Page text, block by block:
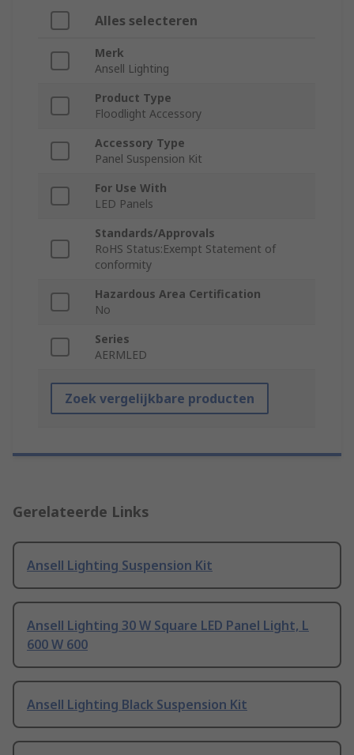
Alles selecteren
Merk
Ansell Lighting
Product Type
Floodlight Accessory
Accessory Type
Panel Suspension Kit
For Use With
LED Panels
Standards/Approvals
RoHS Status:Exempt Statement of
conformity
Hazardous Area Certification
No
Series
AERMLED
Zoek vergelijkbare producten
Gerelateerde Links
Ansell Lighting Suspension Kit
Ansell Lighting 30 W Square LED Panel Light, L
600 W 600
Ansell Lighting Black Suspension Kit